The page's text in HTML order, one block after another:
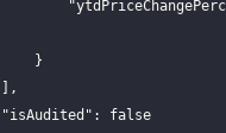
                    }
                ],
                "isAudited": false